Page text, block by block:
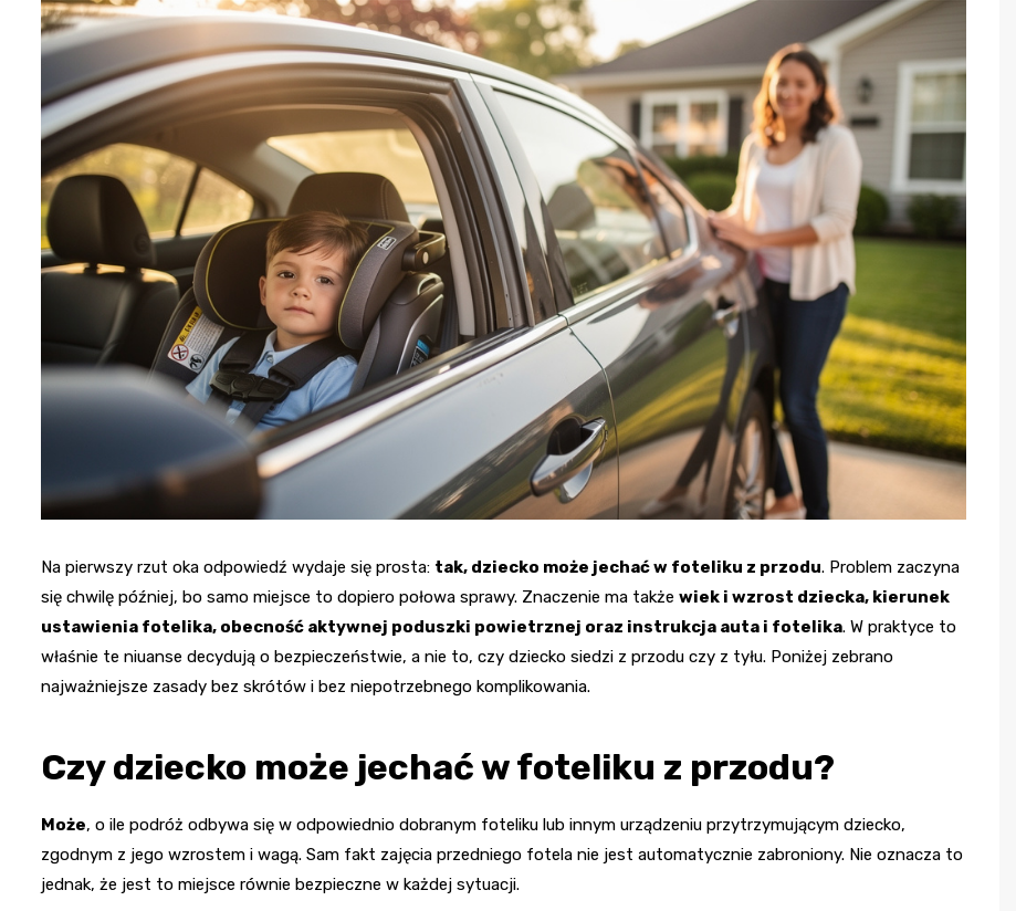
Na pierwszy rzut oka odpowiedź wydaje się prosta: tak, dziecko może jechać w foteliku z przodu. Problem zaczyna
się chwilę później, bo samo miejsce to dopiero połowa sprawy. Znaczenie ma także wiek i wzrost dziecka, kierunek
ustawienia fotelika, obecność aktywnej poduszki powietrznej oraz instrukcja auta i fotelika. W praktyce to
właśnie te niuanse decydują o bezpieczeństwie, a nie to, czy dziecko siedzi z przodu czy z tyłu. Poniżej zebrano
najważniejsze zasady bez skrótów i bez niepotrzebnego komplikowania.
Czy dziecko może jechać w foteliku z przodu?
Może, o ile podróż odbywa się w odpowiednio dobranym foteliku lub innym urządzeniu przytrzymującym dziecko,
zgodnym z jego wzrostem i wagą. Sam fakt zajęcia przedniego fotela nie jest automatycznie zabroniony. Nie oznacza to
jednak, że jest to miejsce równie bezpieczne w każdej sytuacji.